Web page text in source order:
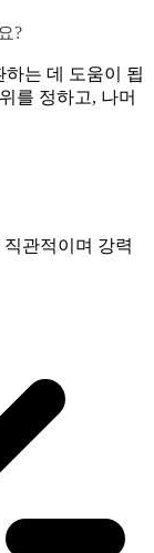
?
하는 데 도움이 됩
를 정하고, 나머
관적이며 강력